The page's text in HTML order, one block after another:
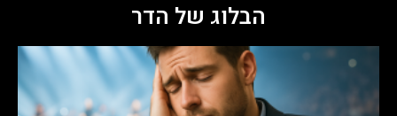
הבלוג של הדר